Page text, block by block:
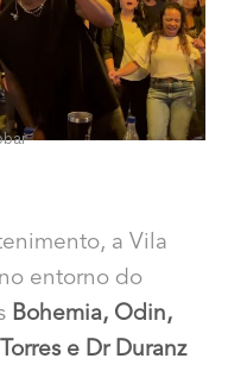
a Vila
entorno do
Bohemia, Odin,
e Dr Duranz